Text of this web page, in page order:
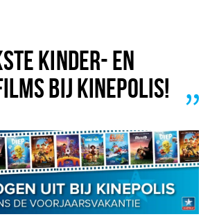
KINDER- EN
BIJ KINEPOLIS!